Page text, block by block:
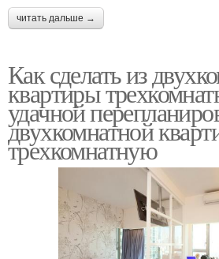
читать дальше →
Как сделать из
квартиры
удачной
двухкомнатной
трехкомнатную